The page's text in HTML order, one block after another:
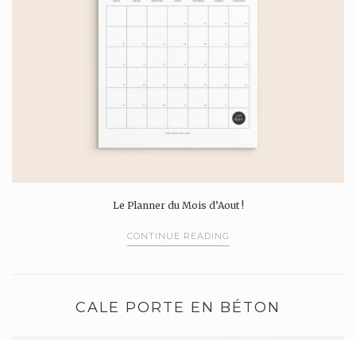
Le Planner du Mois d’Aout !
CONTINUE READING
CALE PORTE EN BÉTON